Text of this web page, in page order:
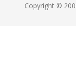
Copyright ©